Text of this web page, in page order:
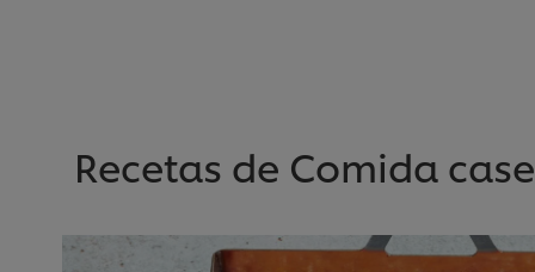
Recetas de Comida